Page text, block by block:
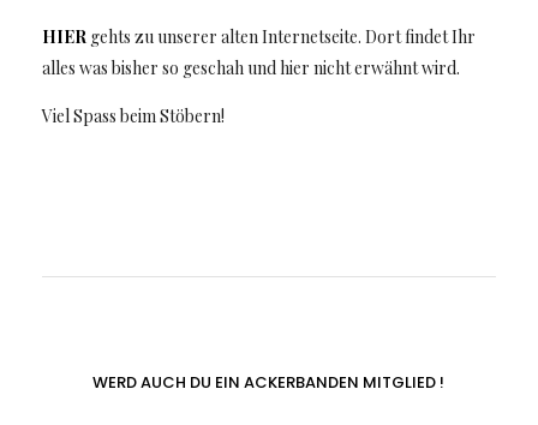
HIER gehts zu unserer alten Internetseite. Dort findet Ihr
alles was bisher so geschah und hier nicht erwähnt wird.
Viel Spass beim Stöbern!
WERD AUCH DU EIN ACKERBANDEN MITGLIED !